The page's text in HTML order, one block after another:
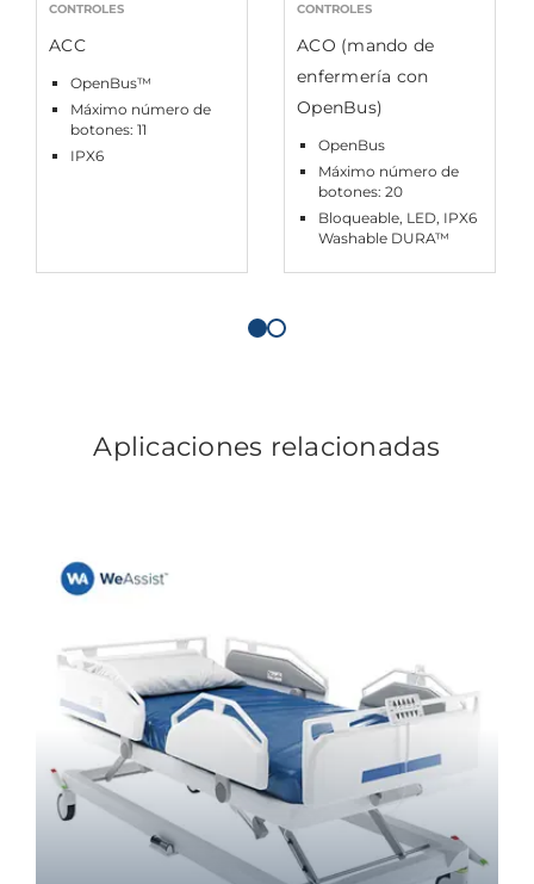
CONTROLES
ACC
OpenBus™
Máximo número de
botones: 11
IPX6
CONTROLES
ACO (mando de
enfermería con
OpenBus)
OpenBus
Máximo número de
botones: 20
Bloqueable, LED, IPX6
Washable DURA™
Aplicaciones relacionadas